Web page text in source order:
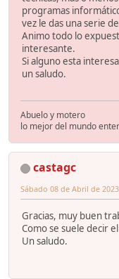
programas
vez le das una serie
Animo todo lo
interesante.
Si alguno esta
un saludo.
Abuelo y motero
lo mejor del mundo
castagc
Sábado 08 de Abril de
Gracias, muy buen
Como se suele decir
Un saludo.